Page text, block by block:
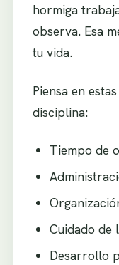
hormiga
observa. Esa
tu vida.
Piensa en
disciplina:
Tiempo de
Cuidado de
Desarrollo